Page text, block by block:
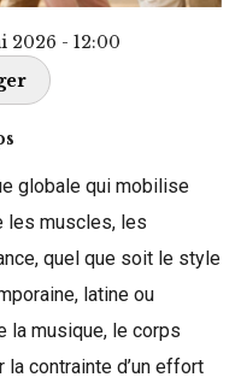
2026 - 12:00
globale qui mobilise
les muscles, les
quel que soit le style
latine ou
la musique, le corps
contrainte d’un effort